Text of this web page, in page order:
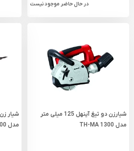
در حال حاضر موجود نیست
شیارزن دو تیغ آینهل 125 میلی‌ متر
مدل TH-MA 1300
مدل MFE1500